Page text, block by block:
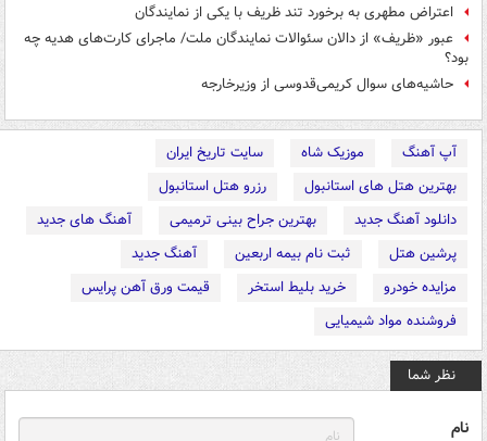
اعتراض مطهری به برخورد تند ظریف با یکی از نمایندگان
عبور «ظریف» از دالان سئوالات نمایندگان ملت/ ماجرای کارت‌‌های هدیه چه
بود؟
حاشیه‌های سوال کریمی‌قدوسی از وزیرخارجه
آپ آهنگ موزیک شاه
سایت تاریخ ایران
بهترین هتل های استانبول
رزرو هتل استانبول
دانلود آهنگ جدید
بهترین جراح بینی ترمیمی
آهنگ های جدید
پرشین هتل
ثبت نام بیمه اربعین
آهنگ جدید
مزایده خودرو
خرید بلیط استخر
قیمت ورق آهن پرایس
فروشنده مواد شیمیایی
نظر شما
نام